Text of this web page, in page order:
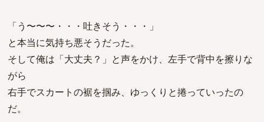
「う〜〜〜・・・吐きそう・・・」
と本当に気持ち悪そうだった。
そして俺は「大丈夫？」と声をかけ、左手で背中を擦りな
がら
右手でスカートの裾を掴み、ゆっくりと捲っていったの
だ。